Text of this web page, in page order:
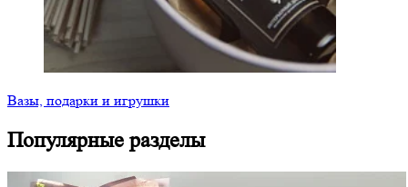
Вазы, подарки и игрушки
Популярные разделы